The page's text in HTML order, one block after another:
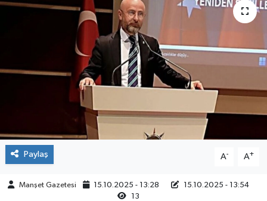
Paylaş A- A+
Manşet Gazetesi 15.10.2025 - 13:28
15.10.2025 - 13:54
13